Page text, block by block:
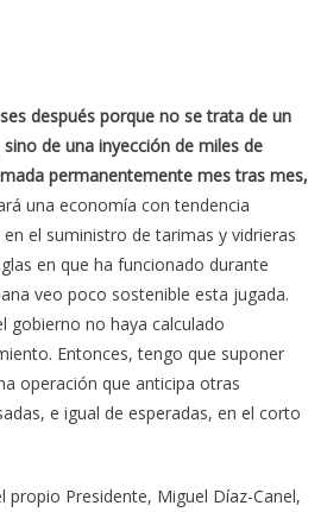
después porque no se trata de un
de una inyección de miles de
permanentemente mes tras mes,
una economía con tendencia
el suministro de tarimas y vidrieras
en que ha funcionado durante
veo poco sostenible esta jugada.
gobierno no haya calculado
Entonces, tengo que suponer
operación que anticipa otras
e igual de esperadas, en el corto
propio Presidente, Miguel Díaz-Canel,